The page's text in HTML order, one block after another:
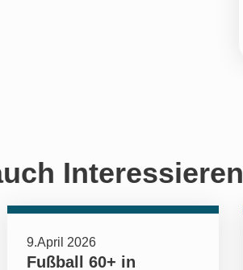
Interessieren
9.April 2026
Fußball 60+ in